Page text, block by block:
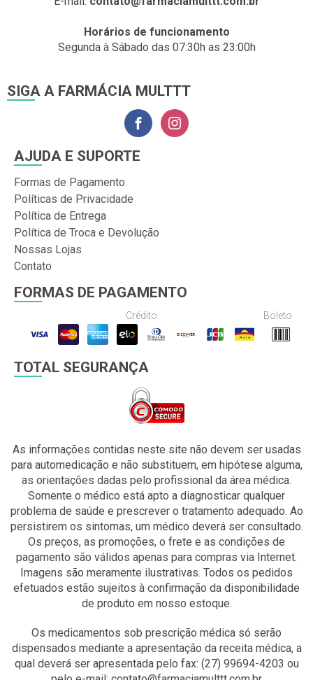
Horários de funcionamento
Segunda à Sábado das 07:30h as 23:00h
SIGA A FARMÁCIA MULTTT
AJUDA E SUPORTE
Formas de Pagamento
Políticas de Privacidade
Política de Entrega
Política de Troca e Devolução
Nossas Lojas
Contato
FORMAS DE PAGAMENTO
Crédito Boleto
TOTAL SEGURANÇA
As informações contidas neste site não devem ser usadas
para automedicação e não substituem, em hipótese alguma,
as orientações dadas pelo profissional da área médica.
Somente o médico está apto a diagnosticar qualquer
problema de saúde e prescrever o tratamento adequado. Ao
persistirem os sintomas, um médico deverá ser consultado.
Os preços, as promoções, o frete e as condições de
pagamento são válidos apenas para compras via Internet.
Imagens são meramente ilustrativas. Todos os pedidos
efetuados estão sujeitos à confirmação da disponibilidade
de produto em nosso estoque.
Os medicamentos sob prescrição médica só serão
dispensados mediante a apresentação da receita médica, a
qual deverá ser apresentada pelo fax: (27) 99694-4203 ou